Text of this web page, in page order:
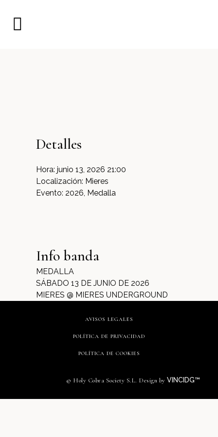
Detalles
Hora: junio 13, 2026 21:00
Localización: Mieres
Evento: 2026, Medalla
Info banda
MEDALLA
SÁBADO 13 DE JUNIO DE 2026
MIERES @ MIERES UNDERGROUND
AVISOS LEGALES
POLÍTICA DE PRIVACIDAD
POLÍTICA DE COOKIES
© Holy Cobra Society S.L. Design by VINCIDG™